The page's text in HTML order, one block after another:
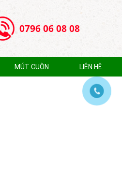
0796 06 08 08
MÚT CUỘN LIÊN HỆ